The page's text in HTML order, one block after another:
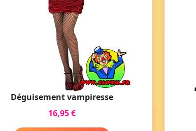
Déguisement vampiresse
16,95 €